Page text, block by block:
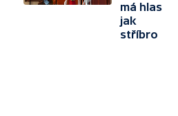
má hlas
jak
stříbro